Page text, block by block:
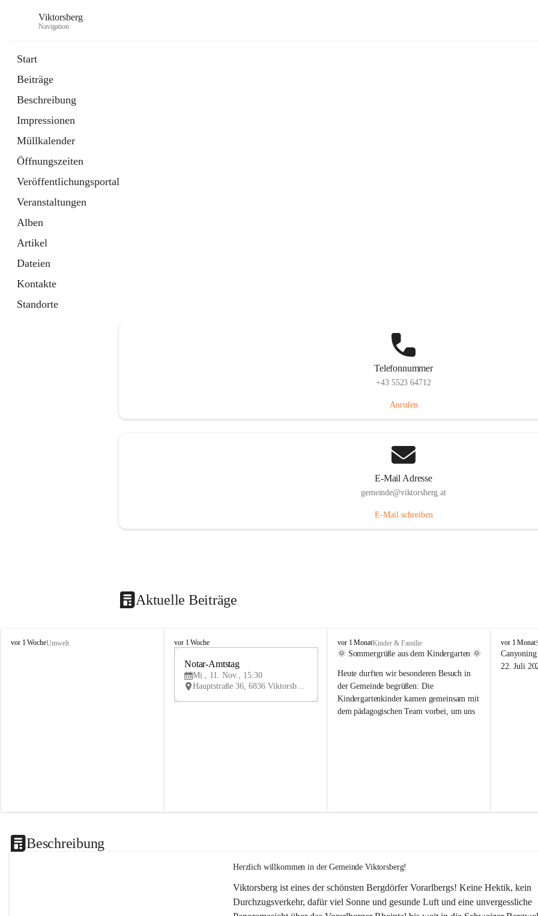
Viktorsberg
Navigation
Start
Beiträge
Beschreibung
Impressionen
Müllkalender
Öffnungszeiten
Veröffentlichungsportal
Veranstaltungen
Alben
Artikel
Dateien
Kontakte
Standorte
Telefonnummer
+43 5523 64712
Anrufen
E-Mail Adresse
gemeinde@viktorsberg.at
E-Mail schreiben
Aktuelle Beiträge
V
vor 1 WocheUmwelt
V
vor 1 Woche
V
Notar-Amtstag
Mi., 11. Nov., 15:30
Hauptstraße 36, 6836 Viktorsberg, AUT
V
i
t
o
r
s
vor 1 MonatKinder & Familie
🌞 Sommergrüße aus dem Kindergarten 🌞
Heute durften wir besonderen Besuch in
der Gemeinde begrüßen: Die
Kindergartenkinder kamen gemeinsam mit
dem pädagogischen Team vorbei, um uns
V
i
k
vor 1 Monat
22. Juli
Beschreibung
Herzlich willkommen in der Gemeinde Viktorsberg!
Viktorsberg ist eines der schönsten Bergdörfer Vorarlbergs! Keine Hektik, kein
Durchzugsverkehr, dafür viel Sonne und gesunde Luft und eine unvergessliche